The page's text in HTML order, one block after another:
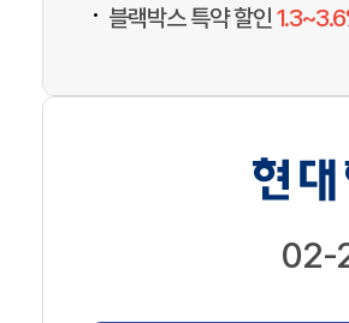
• 블랙박스 특약 할인
02-